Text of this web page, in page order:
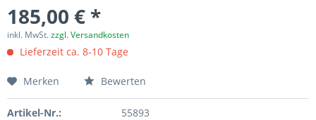
185,00 € *
inkl. MwSt.zzgl. Versandkosten
Lieferzeit ca. 8-10 Tage
Merken Bewerten
Artikel-Nr.: 55893